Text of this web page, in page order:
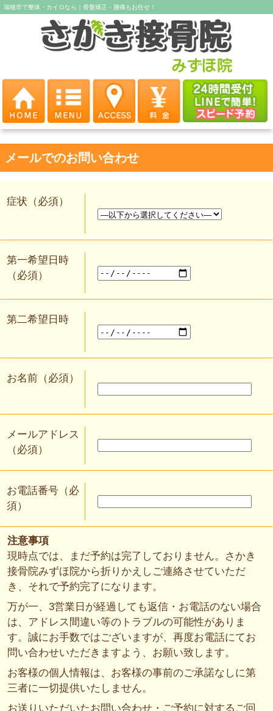
瑞穂市で整体・カイロなら｜骨盤矯正・腰痛もお任せ！
メールでのお問い合わせ
症状（必須）
第一希望日時
（必須）
第二希望日時
お名前（必須）
メールアドレス
（必須）
お電話番号（必
須）
注意事項
現時点では、まだ予約は完了しておりません。さかき
接骨院みずほ院から折りかえしご連絡させていただ
き、それで予約完了になります。
万が一、3営業日が経過しても返信・お電話のない場合
は、アドレス間違い等のトラブルの可能性がありま
す。誠にお手数ではございますが、再度お電話にてお
問い合わせいただきますよう、お願い致します。
お客様の個人情報は、お客様の事前のご承諾なしに第
三者に一切提供いたしません。
お送りいただいたお問い合わせ・ご予約に対するご回